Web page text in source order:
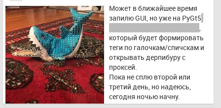
Может в ближайшее время
запилю GUI, но уже на PyGt5
,
который будет формировать
теги по галочкам/спичскам и
открывать дерпибуру с
проксей.
Пока не сплю второй или
третий день, но надеюсь,
сегодня ночью начну.